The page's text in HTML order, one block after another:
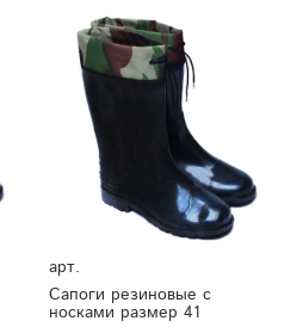
арт.
Сапоги резиновые с
носками размер 41